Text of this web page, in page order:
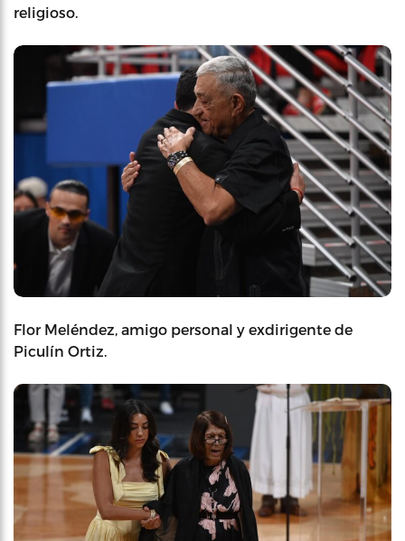
religioso.
Flor Meléndez, amigo personal y exdirigente de
Piculín Ortiz.